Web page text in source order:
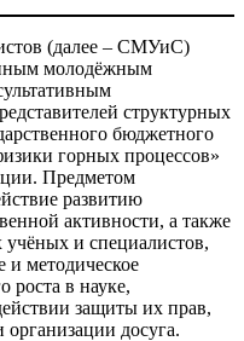
(далее – СМУиС)
молодёжным
структурных
бюджетного
горных процессов»
Предметом
развитию
активности, а также
учёных и специалистов,
методическое
роста в науке,
защиты их прав,
досуга.